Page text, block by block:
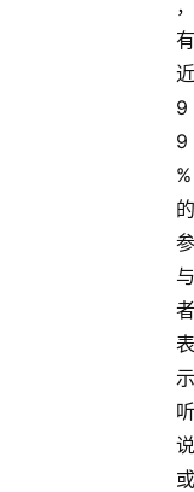
，
有
近
9
9
%
的
参
与
者
表
示
听
说
或